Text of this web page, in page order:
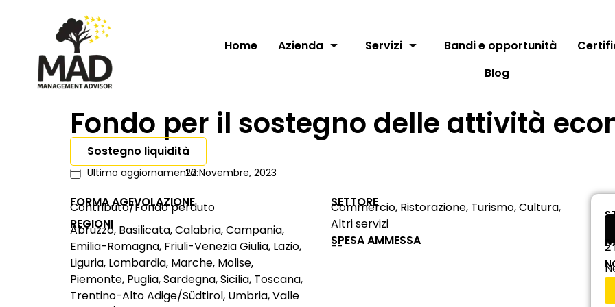
Home Azienda Servizi Bandi e opportunità
Blog
Fondo per il sostegno delle attività
Sostegno liquidità
Ultimo aggiornamento:22 Novembre, 2023
FORMA AGEVOLAZIONE
Contributo/Fondo perduto
REGIONI
Abruzzo, Basilicata, Calabria, Campania,
Emilia-Romagna, Friuli-Venezia Giulia, Lazio,
Liguria, Lombardia, Marche, Molise,
Piemonte, Puglia, Sardegna, Sicilia, Toscana,
Trentino-Alto Adige/Südtirol, Umbria, Valle
SETTORE
Commercio, Ristorazione, Turismo, Cultura,
Altri servizi
SPESA AMMESSA
-- 2